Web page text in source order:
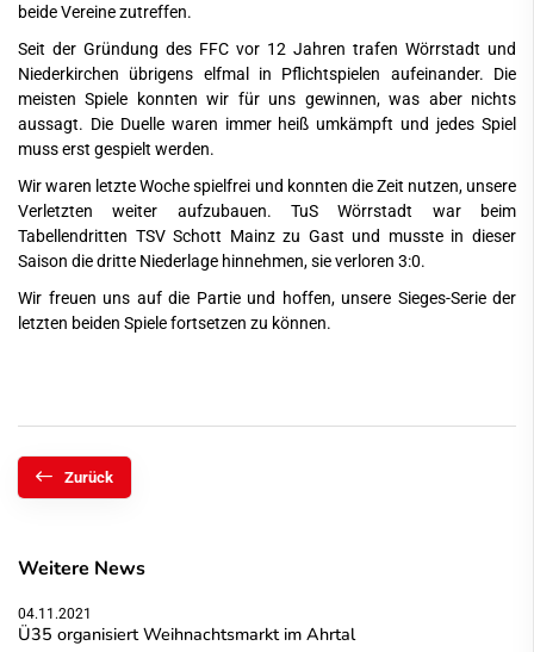
beide Vereine zutreffen.
Seit der Gründung des FFC vor 12 Jahren trafen Wörrstadt und
Niederkirchen übrigens elfmal in Pflichtspielen aufeinander. Die
meisten Spiele konnten wir für uns gewinnen, was aber nichts
aussagt. Die Duelle waren immer heiß umkämpft und jedes Spiel
muss erst gespielt werden.
Wir waren letzte Woche spielfrei und konnten die Zeit nutzen, unsere
Verletzten weiter aufzubauen. TuS Wörrstadt war beim
Tabellendritten TSV Schott Mainz zu Gast und musste in dieser
Saison die dritte Niederlage hinnehmen, sie verloren 3:0.
Wir freuen uns auf die Partie und hoffen, unsere Sieges-Serie der
letzten beiden Spiele fortsetzen zu können.
Zurück
Weitere News
04.11.2021
Ü35 organisiert Weihnachtsmarkt im Ahrtal